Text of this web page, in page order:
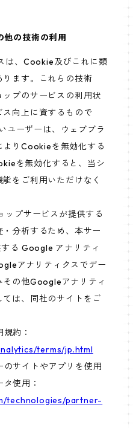
の技術の利用
は、Cookie及びこれに類
ます。これらの技術
プのサービスの利用状
向上に資するもので
ユーザーは、ウェブブラ
よりCookieを無効化する
を無効化すると、当シ
をご利用いただけなく
ップサービスが提供する
分析するため、本サー
る Google アナリティ
アナリティクスでデー
の他Googleアナリティ
は、同社のサイトをご
約：
terms/jp.html
サイトやアプリを使用
使用：
technologies/partner-